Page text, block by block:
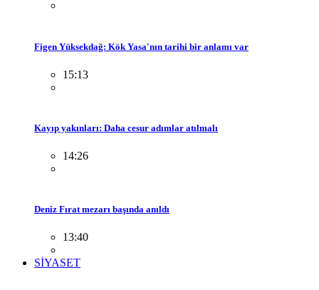
Figen Yüksekdağ: Kök Yasa'nın tarihi bir anlamı var
15:13
Kayıp yakınları: Daha cesur adımlar atılmalı
14:26
Deniz Fırat mezarı başında anıldı
13:40
SİYASET